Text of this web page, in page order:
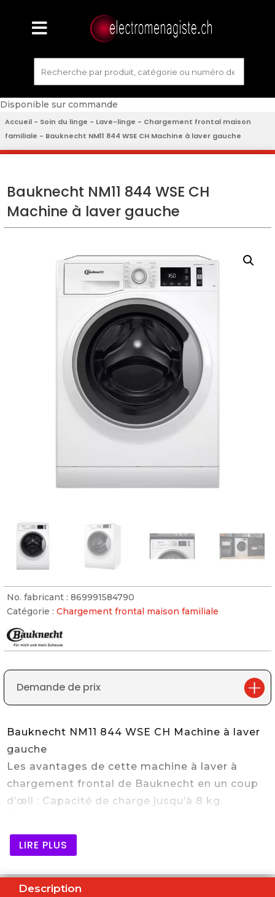
Disponible sur commande
Accueil - Soin du linge - Lave-linge - Chargement frontal maison
familiale - Bauknecht NM11 844 WSE CH Machine à laver gauche
Bauknecht NM11 844 WSE CH
Machine à laver gauche
No. fabricant : 869991584790
Catégorie : Chargement frontal maison familiale
Demande de prix
Bauknecht NM11 844 WSE CH Machine à laver
gauche
Les avantages de cette machine à laver à
chargement frontal de Bauknecht en un coup
d’œil : Capacité de charge jusqu’à 8 kg.
rapide et économe en ressources avec 1 400
tours par minute. 30% plus économique que
grâce à la classe d’efficacité énergétique A+++.
LIRE PLUS
Description